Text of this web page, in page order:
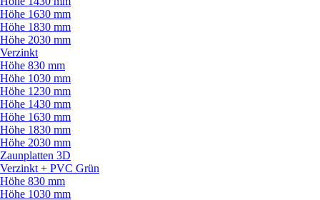
Höhe 1630 mm
Höhe 1830 mm
Höhe 2030 mm
Verzinkt
Höhe 830 mm
Höhe 1030 mm
Höhe 1230 mm
Höhe 1430 mm
Höhe 1630 mm
Höhe 1830 mm
Höhe 2030 mm
Zaunplatten 3D
Verzinkt + PVC Grün
Höhe 830 mm
Höhe 1030 mm